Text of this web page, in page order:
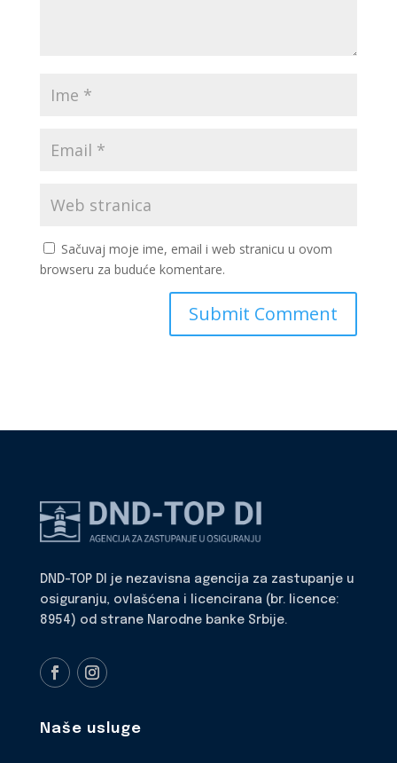
Sačuvaj moje ime, email i web stranicu u ovom
browseru za buduće komentare.
DND-TOP DI je nezavisna agencija za zastupanje u
osiguranju, ovlašćena i licencirana (br. licence:
8954) od strane Narodne banke Srbije.
Naše usluge